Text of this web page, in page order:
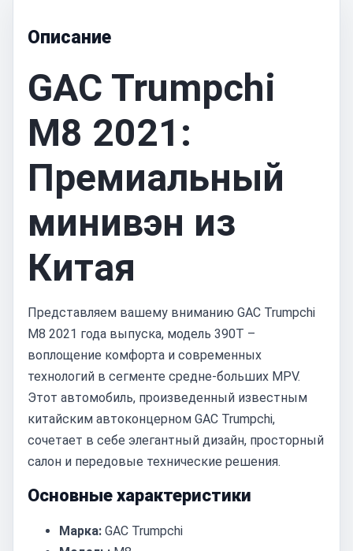
Описание
GAC Trumpchi
M8 2021:
Премиальный
минивэн из
Китая
Представляем вашему вниманию GAC Trumpchi
M8 2021 года выпуска, модель 390T –
воплощение комфорта и современных
технологий в сегменте средне-больших MPV.
Этот автомобиль, произведенный известным
китайским автоконцерном GAC Trumpchi,
сочетает в себе элегантный дизайн, просторный
салон и передовые технические решения.
Основные характеристики
Марка: GAC Trumpchi